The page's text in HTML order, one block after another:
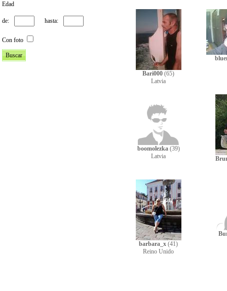
Edad
de: hasta:
Con foto
Bari000 (65)
Latvia
boomolezka (39)
Latvia
barbara_x (41)
Reino Unido